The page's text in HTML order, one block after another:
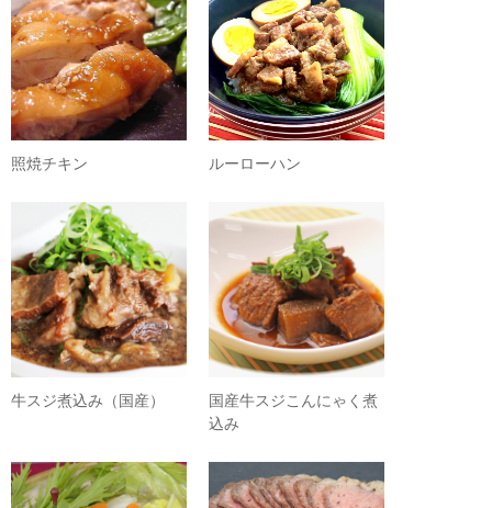
照焼チキン ルーローハン
牛スジ煮込み（国産）
国産牛スジこんにゃく煮
込み